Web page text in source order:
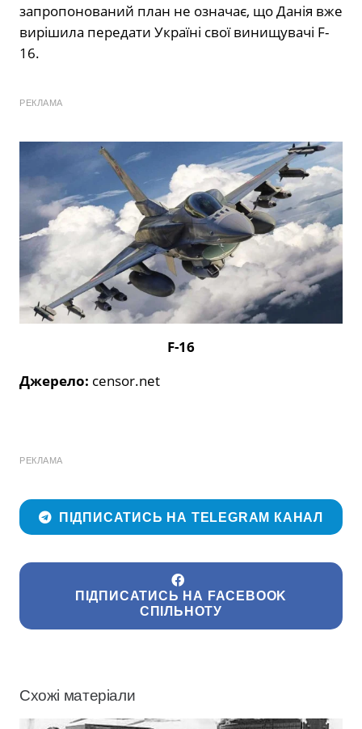
запропонований план не означає, що Данія вже
вирішила передати Україні свої винищувачі F-
16.
РЕКЛАМА
F-16
Джерело: censor.net
РЕКЛАМА
ПІДПИСАТИСЬ НА TELEGRAM КАНАЛ
ПІДПИСАТИСЬ НА FACEBOOK
СПІЛЬНОТУ
Схожі матеріали